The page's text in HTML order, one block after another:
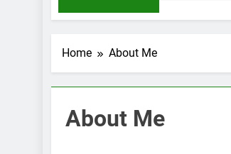
Home About Me
About Me